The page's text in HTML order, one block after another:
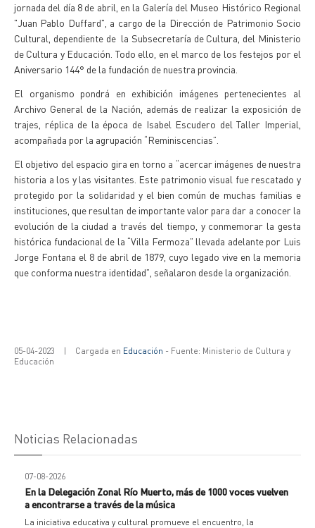
jornada del día 8 de abril, en la Galería del Museo Histórico Regional
"Juan Pablo Duffard", a cargo de la Dirección de Patrimonio Socio
Cultural, dependiente de la Subsecretaría de Cultura, del Ministerio
de Cultura y Educación. Todo ello, en el marco de los festejos por el
Aniversario 144° de la fundación de nuestra provincia.
El organismo pondrá en exhibición imágenes pertenecientes al
Archivo General de la Nación, además de realizar la exposición de
trajes, réplica de la época de Isabel Escudero del Taller Imperial,
acompañada por la agrupación “Reminiscencias”.
El objetivo del espacio gira en torno a “acercar imágenes de nuestra
historia a los y las visitantes. Este patrimonio visual fue rescatado y
protegido por la solidaridad y el bien común de muchas familias e
instituciones, que resultan de importante valor para dar a conocer la
evolución de la ciudad a través del tiempo, y conmemorar la gesta
histórica fundacional de la “Villa Fermoza” llevada adelante por Luis
Jorge Fontana el 8 de abril de 1879, cuyo legado vive en la memoria
que conforma nuestra identidad”, señalaron desde la organización.
05-04-2023 | Cargada en Educación - Fuente: Ministerio de Cultura y
Educación
Noticias Relacionadas
07-08-2026
En la Delegación Zonal Río Muerto, más de 1000 voces vuelven
a encontrarse a través de la música
La iniciativa educativa y cultural promueve el encuentro, la